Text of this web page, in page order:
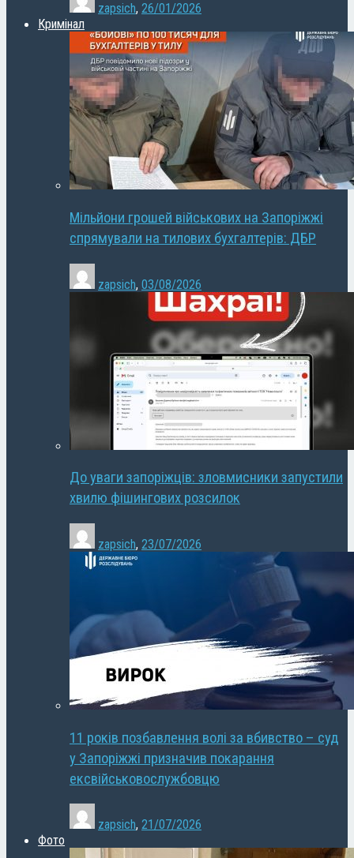
zapsich, 26/01/2026
Кримінал
Мільйони грошей військових на Запоріжжі
спрямували на тилових бухгалтерів: ДБР
zapsich, 03/08/2026
До уваги запоріжців: зловмисники запустили
хвилю фішингових розсилок
zapsich, 23/07/2026
11 років позбавлення волі за вбивство – суд
у Запоріжжі призначив покарання
ексвійськовослужбовцю
zapsich, 21/07/2026
Фото